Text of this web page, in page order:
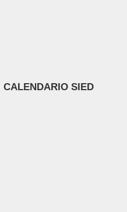
CALENDARIO SIED